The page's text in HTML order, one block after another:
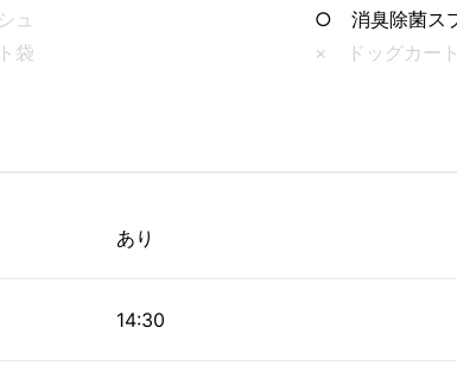
シュ
○ 消臭除菌
ト袋
× ドッグカ
あり
14:30